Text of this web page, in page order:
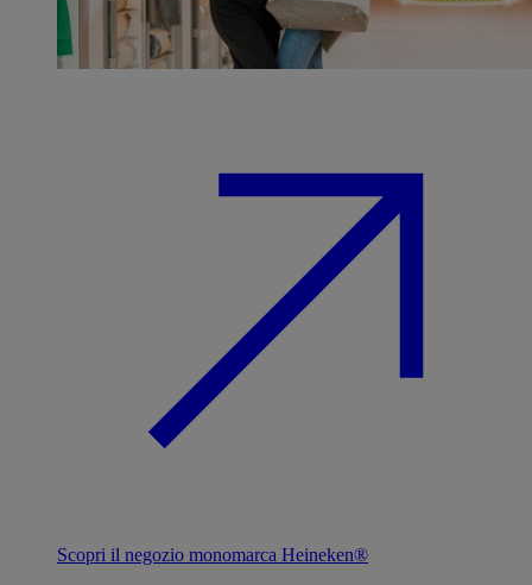
Scopri il negozio monomarca Heineken®